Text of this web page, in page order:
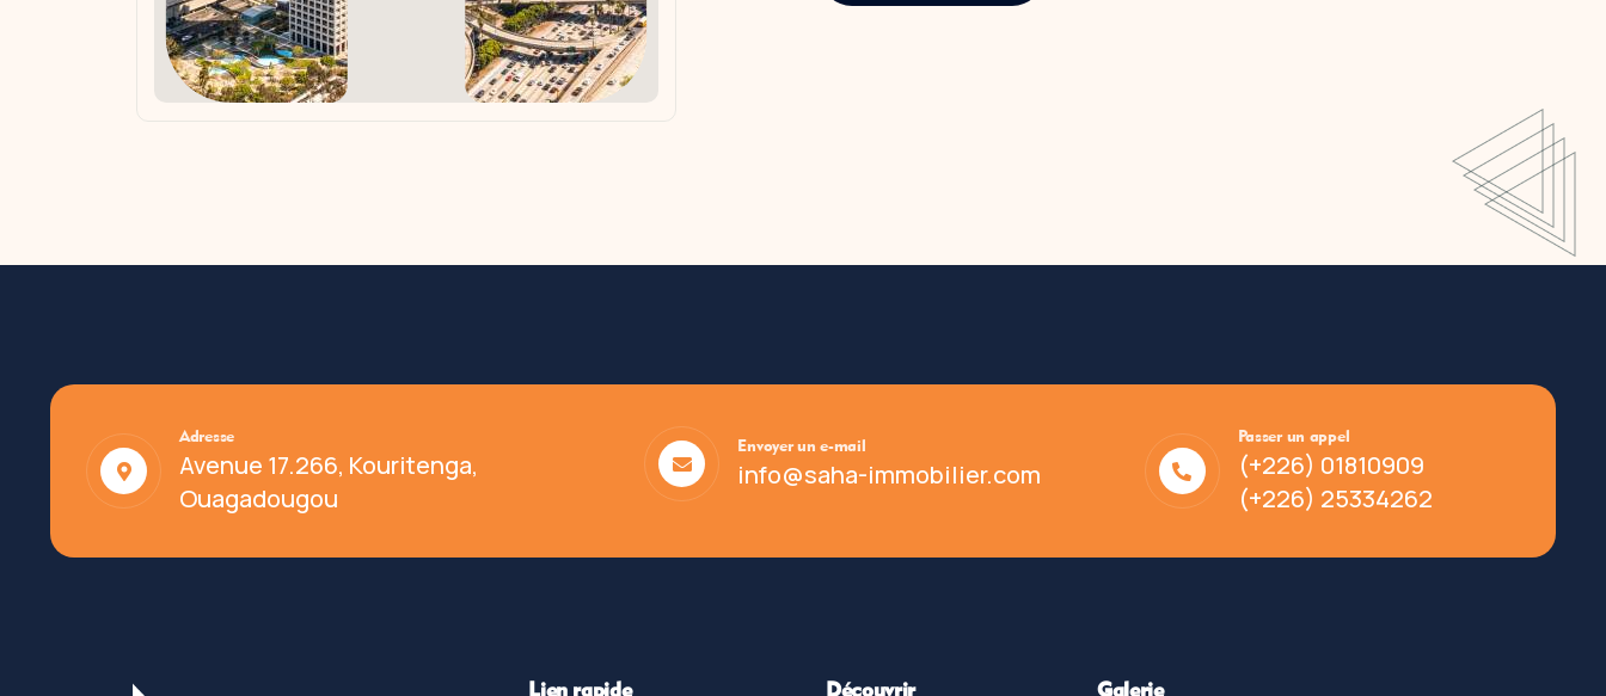
Adresse
Avenue 17.266, Kouritenga,
Ouagadougou
Envoyer un e-mail
info@saha-immobilier.com
Passer un appel
(+226) 01810909
(+226) 25334262
Lien rapide Découvrir Galerie